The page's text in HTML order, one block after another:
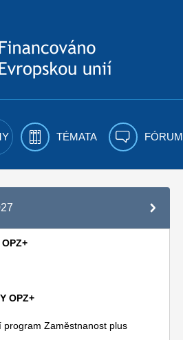
TÉMATA FÓRUM
OPZ+
program Zaměstnanost plus